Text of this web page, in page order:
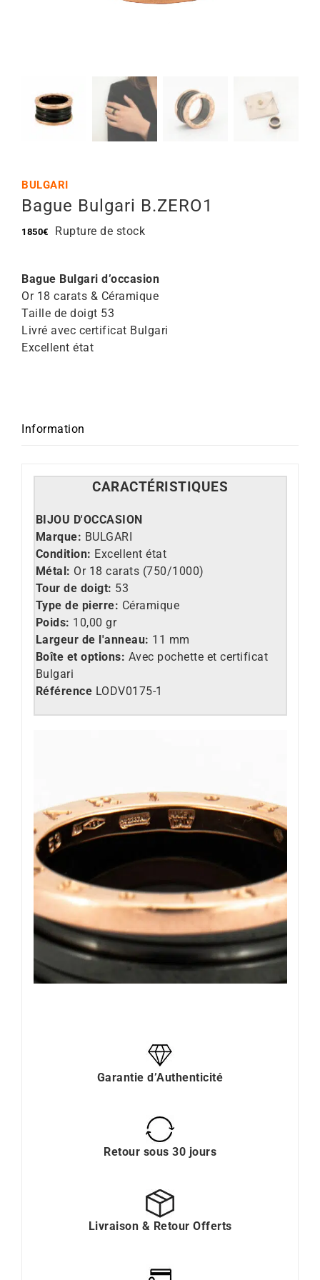
BULGARI
Bague Bulgari B.ZERO1
1850€ Rupture de stock
Bague Bulgari d’occasion
Or 18 carats & Céramique
Taille de doigt 53
Livré avec certificat Bulgari
Excellent état
Information
CARACTÉRISTIQUES
BIJOU D'OCCASION
Marque: BULGARI
Condition: Excellent état
Métal: Or 18 carats (750/1000)
Tour de doigt: 53
Type de pierre: Céramique
Poids: 10,00 gr
Largeur de l'anneau: 11 mm
Boîte et options: Avec pochette et certificat
Bulgari
Référence LODV0175-1
Garantie d’Authenticité
Retour sous 30 jours
Livraison & Retour Offerts